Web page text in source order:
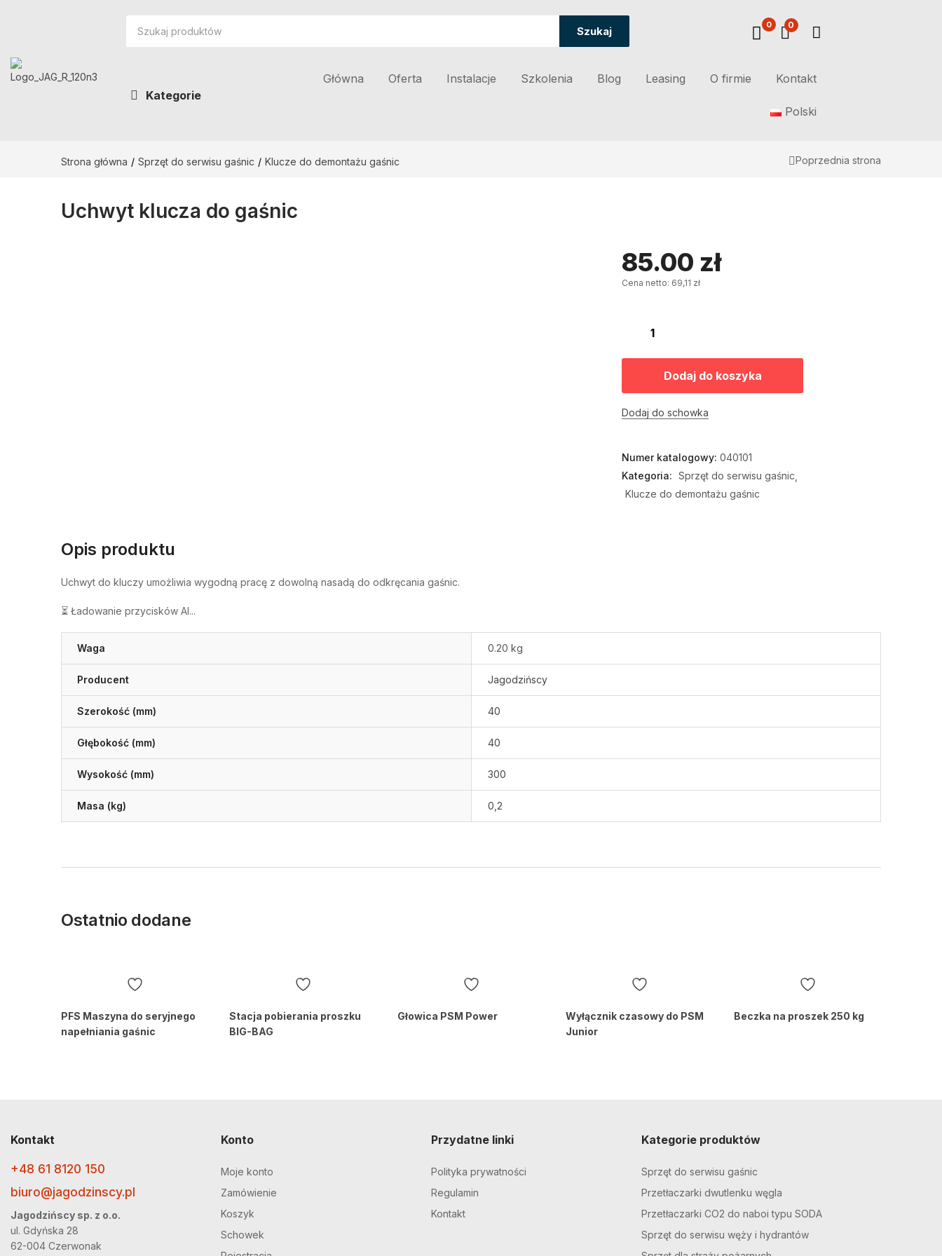
Szukaj 0 0
Kategorie
Główna Oferta Instalacje Szkolenia Blog Leasing O firmie Kontakt
Polski
Strona główna Sprzęt do serwisu gaśnic Klucze do demontażu gaśnic Poprzednia strona
Uchwyt klucza do gaśnic
85.00 zł
Cena netto: 69,11 zł
Dodaj do koszyka
Dodaj do schowka
Numer katalogowy: 040101
Kategoria: Sprzęt do serwisu gaśnic
Klucze do demontażu gaśnic
Opis produktu
Uchwyt do kluczy umożliwia wygodną pracę z dowolną nasadą do odkręcania gaśnic.
⏳ Ładowanie przycisków AI...
Waga 0.20 kg
Producent Jagodzińscy
Szerokość (mm) 40
Głębokość (mm) 40
Wysokość (mm) 300
Masa (kg) 0,2
Ostatnio dodane
PFS Maszyna do seryjnego
napełniania gaśnic
Stacja pobierania proszku
BIG-BAG
Głowica PSM Power
Wyłącznik czasowy do PSM
Junior
Beczka na proszek 250 kg
Kontakt
+48 61 8120 150
biuro@jagodzinscy.pl
Jagodzińscy sp. z o.o.
ul. Gdyńska 28
62-004 Czerwonak
Konto
Moje konto
Zamówienie
Koszyk
Schowek
Przydatne linki
Polityka prywatności
Regulamin
Kontakt
Kategorie produktów
Sprzęt do serwisu gaśnic
Przetłaczarki dwutlenku węgla
Przetłaczarki CO2 do naboi typu SODA
Sprzęt do serwisu węży i hydrantów